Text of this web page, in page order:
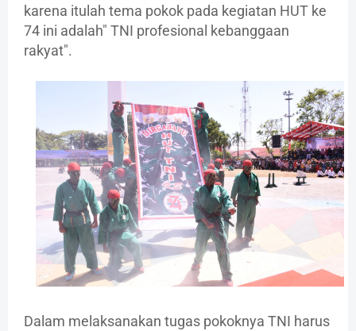
karena itulah tema pokok pada kegiatan HUT ke
74 ini adalah" TNI profesional kebanggaan
rakyat".
Dalam melaksanakan tugas pokoknya TNI harus